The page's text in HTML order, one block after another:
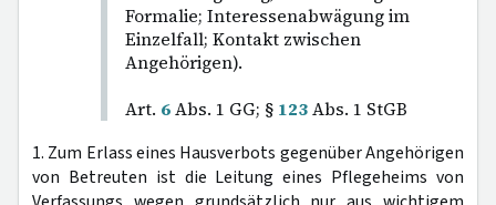
Formalie; Interessenabwägung im
Einzelfall; Kontakt zwischen
Angehörigen).
Art. 6Abs. 1 GG; § 123Abs. 1 StGB
1. Zum Erlass eines Hausverbots gegenüber Angehörigen
von Betreuten ist die Leitung eines Pflegeheims von